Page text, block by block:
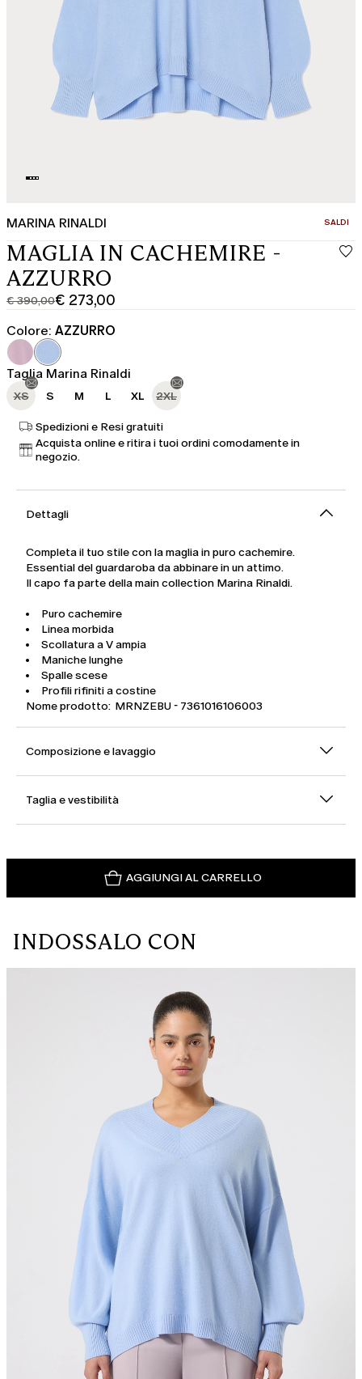
MARINA RINALDI SALDI
MAGLIA IN CACHEMIRE -
AZZURRO
€ 390,00
Prezzo
originale
€
390,00
€ 273,00
Prezzo
corrente
€
273,00
Colore: AZZURRO
Taglia Marina Rinaldi
XS S M L XL 2XL
Spedizioni e Resi gratuiti
Acquista online e ritira i tuoi ordini comodamente in
negozio.
Dettagli
Completa il tuo stile con la maglia in puro cachemire.
Essential del guardaroba da abbinare in un attimo.
Il capo fa parte della main collection Marina Rinaldi.
Puro cachemire
Linea morbida
Scollatura a V ampia
Maniche lunghe
Spalle scese
Profili rifiniti a costine
Nome prodotto: MRNZEBU - 7361016106003
Composizione e lavaggio
Taglia e vestibilità
AGGIUNGI AL CARRELLO
INDOSSALO CON